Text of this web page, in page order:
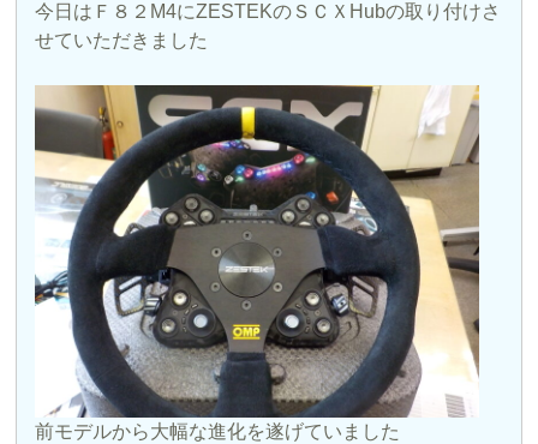
今日はＦ８２M4にZESTEKのＳＣＸHubの取り付けさ
せていただきました
前モデルから大幅な進化を遂げていました